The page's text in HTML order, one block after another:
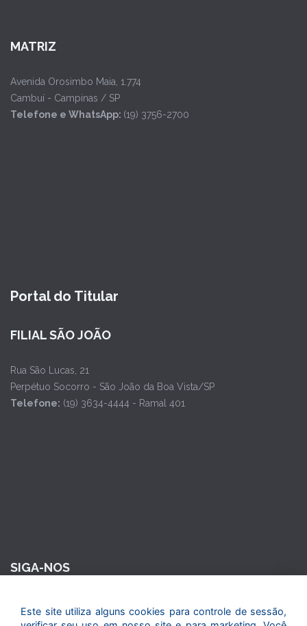
MATRIZ
Avenida Orosimbo Maia, 1.774
Cambuí - Campinas / SP
Telefone e WhatsApp: (19) 3756-2700
Portal do Titular
FILIAL SÃO JOÃO
Rua São Lucas, 21
Perpétuo Socorro - São João da Boa Vista/SP
Telefone: (19) 3634-4444 - Ramal 401
SIGA-NOS
Este site utiliza alguns cookies para controle de sessão,